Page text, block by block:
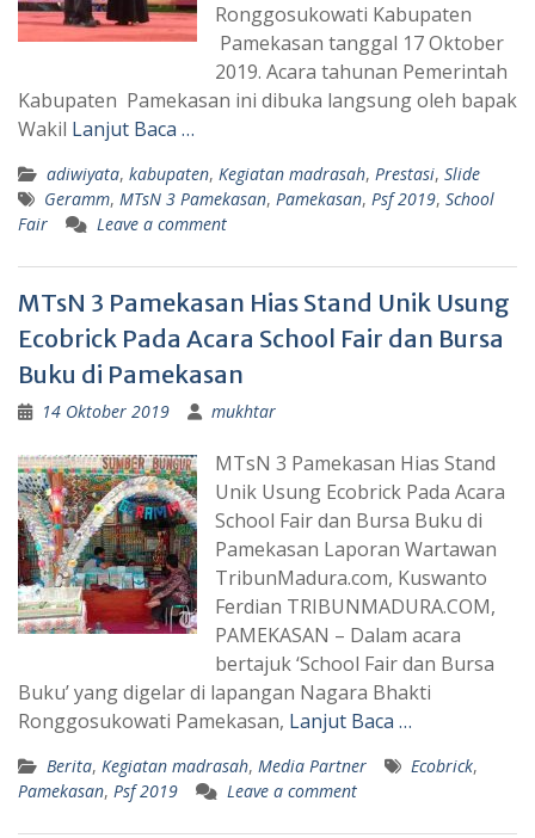
Ronggosukowati Kabupaten
Pamekasan tanggal 17 Oktober
2019. Acara tahunan Pemerintah
Kabupaten Pamekasan ini dibuka langsung oleh bapak
Wakil Lanjut Baca …
adiwiyata, kabupaten, Kegiatan madrasah, Prestasi, Slide
Geramm, MTsN 3 Pamekasan, Pamekasan, Psf 2019, School
Fair
Leave a comment
MTsN 3 Pamekasan Hias Stand Unik Usung
Ecobrick Pada Acara School Fair dan Bursa
Buku di Pamekasan
14 Oktober 2019 mukhtar
MTsN 3 Pamekasan Hias Stand
Unik Usung Ecobrick Pada Acara
School Fair dan Bursa Buku di
Pamekasan Laporan Wartawan
TribunMadura.com, Kuswanto
Ferdian TRIBUNMADURA.COM,
PAMEKASAN – Dalam acara
bertajuk ‘School Fair dan Bursa
Buku’ yang digelar di lapangan Nagara Bhakti
Ronggosukowati Pamekasan, Lanjut Baca …
Berita, Kegiatan madrasah, Media Partner Ecobrick,
Pamekasan, Psf 2019 Leave a comment